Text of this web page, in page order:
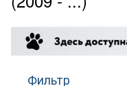
Фильтр